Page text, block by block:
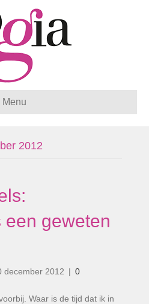
Menu
2012
een geweten
december 2012 | 0
Waar is de tijd dat ik in